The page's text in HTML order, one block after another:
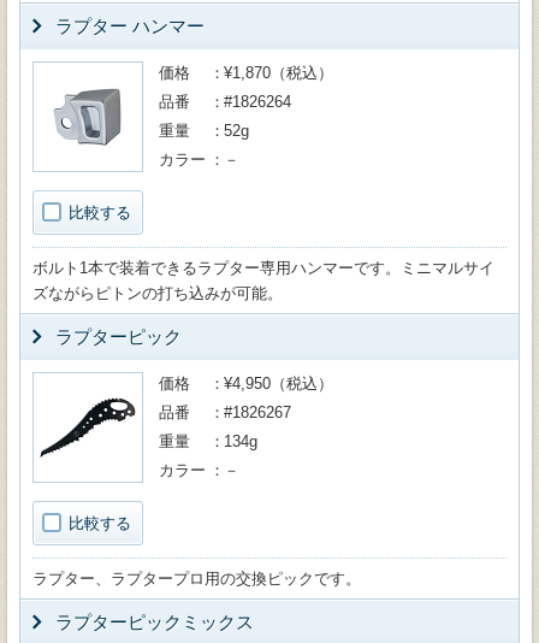
ラプター ハンマー
比較する
価格
¥1,870（税込）
品番
#1826264
重量
52g
カラー
－
ボルト1本で装着できるラプター専用ハンマーです。ミニマルサイ
ズながらピトンの打ち込みが可能。
ラプターピック
比較する
価格
¥4,950（税込）
品番
#1826267
重量
134g
カラー
－
ラプター、ラプタープロ用の交換ピックです。
ラプターピックミックス